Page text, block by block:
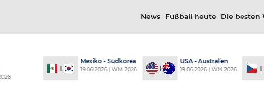
News Fußball heute Die besten
Mexiko - Südkorea
19.06.2026 | WM 2026
USA - Australien
19.06.2026 | WM 2026